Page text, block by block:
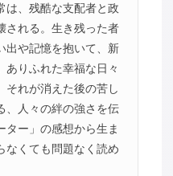
は、残酷な支配者と政
される。生き残った者
出や記憶を抱いて、新
ありふれた幸福な日々
それが消えた後の苦し
、人々の絆の強さを伝
ター」の感想から生ま
なくても問題なく読め